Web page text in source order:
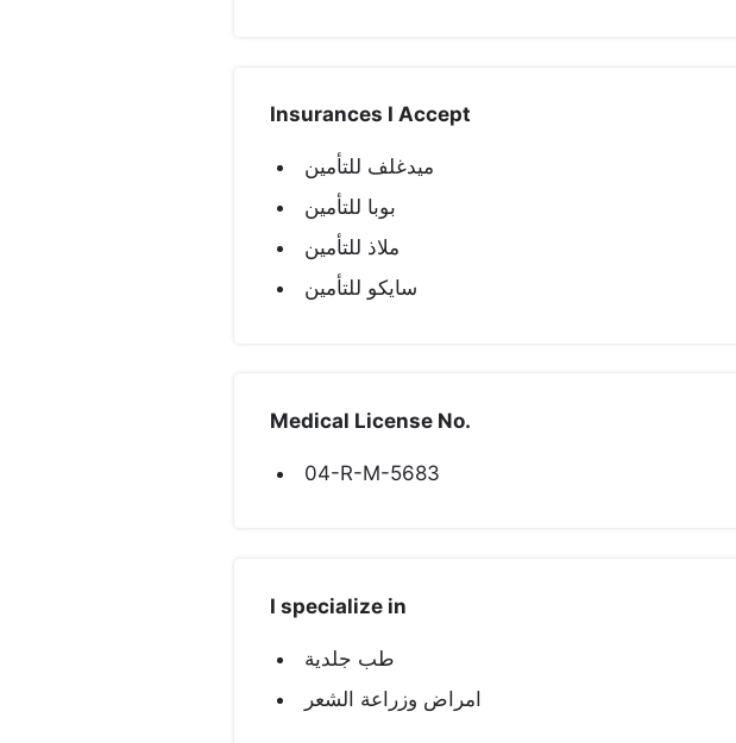
Insurances I Accept
ميدغلف للتأمين
بوبا للتأمين
ملاذ للتأمين
سايكو للتأمين
Medical License No.
04-R-M-5683
I specialize in
طب جلدية
امراض وزراعة الشعر